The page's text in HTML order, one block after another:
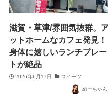
滋賀・草津/雰囲気抜群。
ットホームなカフェ発見！
身体に嬉しいランチプレー
トが絶品
2026年6月17日 スイーツ
めーちゃん